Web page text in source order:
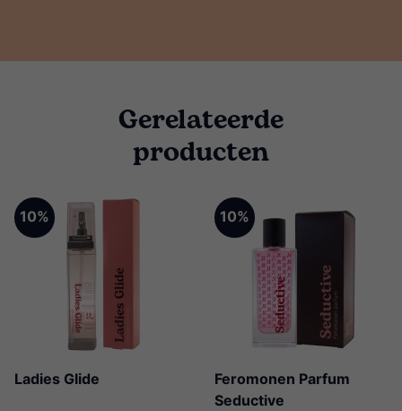
Gerelateerde
producten
10%
Ladies Glide
10%
Feromonen Parfum
Seductive